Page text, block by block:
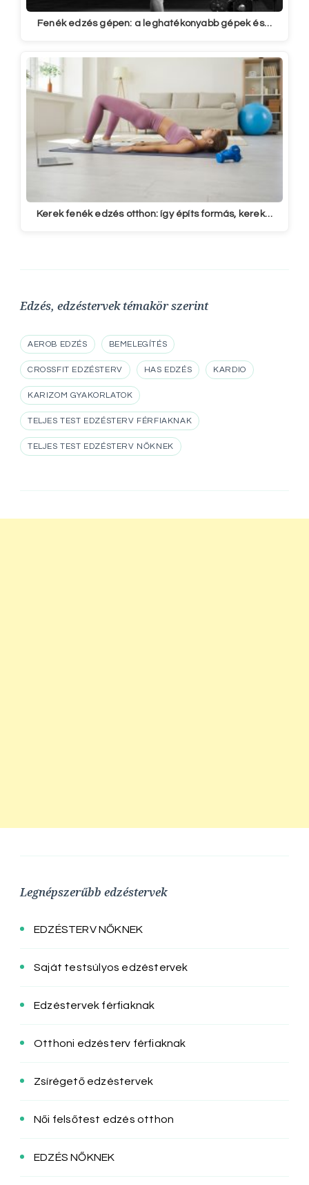
Fenék edzés gépen: a leghatékonyabb gépek és…
Kerek fenék edzés otthon: így építs formás, kerek…
Edzés, edzéstervek témakör szerint
AEROB EDZÉS BEMELEGÍTÉS
CROSSFIT EDZÉSTERV HAS EDZÉS KARDIO
KARIZOM GYAKORLATOK
TELJES TEST EDZÉSTERV FÉRFIAKNAK
TELJES TEST EDZÉSTERV NŐKNEK
Legnépszerűbb edzéstervek
EDZÉSTERV NŐKNEK
Saját testsúlyos edzéstervek
Edzéstervek férfiaknak
Otthoni edzésterv férfiaknak
Zsírégető edzéstervek
Női felsőtest edzés otthon
EDZÉS NŐKNEK